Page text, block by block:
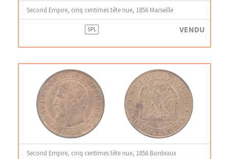
Second Empire, cinq centimes tête nue, 1856 Marseille
SPL VENDU
Second Empire, cinq centimes tête nue, 1856 Bordeaux